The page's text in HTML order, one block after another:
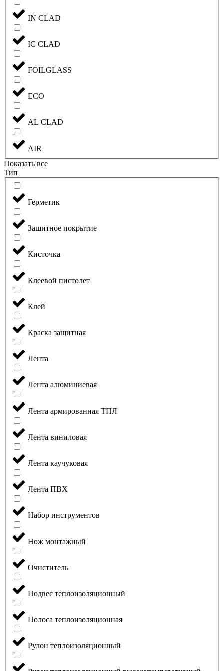
IN CLAD
IC CLAD
FOILGLASS
ECO
AL CLAD
AIR
Показать все
Тип
Герметик
Защитное покрытие
Кисточка
Клеевой пистолет
Клей
Краска защитная
Лента
Лента алюминиевая
Лента армированная ТПЛ
Лента виниловая
Лента каучуковая
Лента ПВХ
Набор инструментов
Нож монтажный
Очиститель
Подвес теплоизоляционный
Полоса теплоизоляционная
Рулон теплоизоляционный